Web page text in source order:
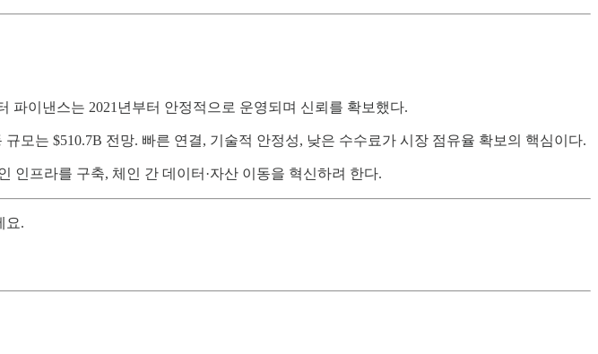
파이낸스는 2021년부터 안정적으로 운영되며 신뢰를 확보했다.
모는 $510.7B 전망. 빠른 연결, 기술적 안정성, 낮은 수수료가 시장 점유율 확보의 핵심이다.
인프라를 구축, 체인 간 데이터·자산 이동을 혁신하려 한다.
요.